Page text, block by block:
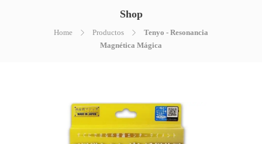
Shop
Home Productos
Tenyo - Resonancia
Magnética Mágica